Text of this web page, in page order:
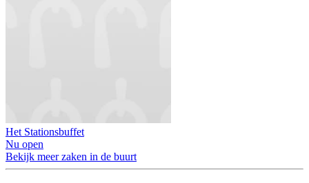
Het Stationsbuffet
Nu open
Bekijk meer zaken in de buurt